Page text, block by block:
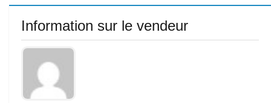
Information sur le vendeur